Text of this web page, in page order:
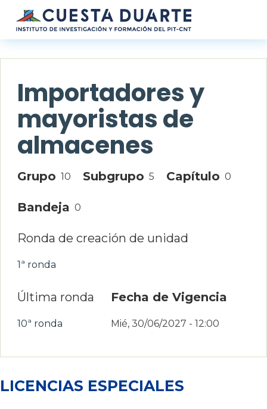
Pasar al contenido principal
Importadores y
mayoristas de
almacenes
Grupo 10 Subgrupo 5 Capítulo 0
Bandeja 0
Ronda de creación de unidad
1ª ronda
Última ronda
10ª ronda
Fecha de Vigencia
Mié, 30/06/2027 - 12:00
LICENCIAS ESPECIALES